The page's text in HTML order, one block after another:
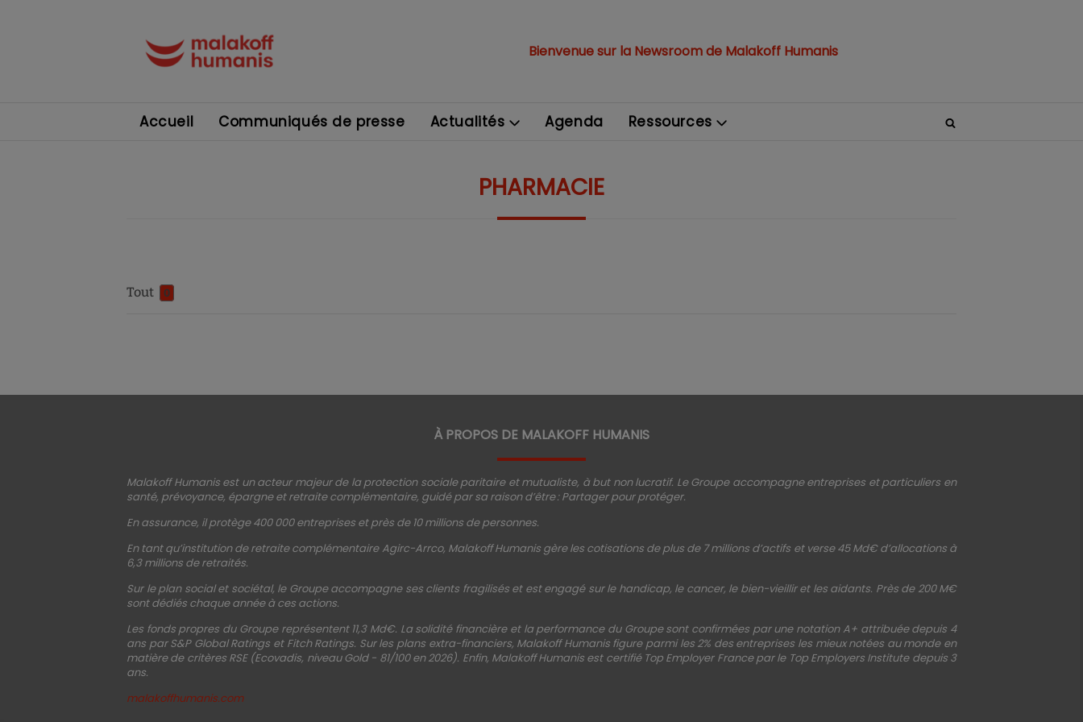
Bienvenue sur la Newsroom de Malakoff Humanis
Accueil Communiqués de presse Actualités Agenda Ressources
PHARMACIE
Tout 0
À PROPOS DE MALAKOFF HUMANIS
Malakoff Humanis est un acteur majeur de la protection sociale paritaire et mutualiste, à but non lucratif. Le Groupe accompagne entreprises et particuliers en
santé, prévoyance, épargne et retraite complémentaire, guidé par sa raison d’être : Partager pour protéger.
En assurance, il protège 400 000 entreprises et près de 10 millions de personnes.
En tant qu’institution de retraite complémentaire Agirc-Arrco, Malakoff Humanis gère les cotisations de plus de 7 millions d’actifs et verse 45 Md€ d’allocations à
6,3 millions de retraités.
Sur le plan social et sociétal, le Groupe accompagne ses clients fragilisés et est engagé sur le handicap, le cancer, le bien-vieillir et les aidants. Près de 200 M€
sont dédiés chaque année à ces actions.
Les fonds propres du Groupe représentent 11,3 Md€. La solidité financière et la performance du Groupe sont confirmées par une notation A+ attribuée depuis 4
ans par S&P Global Ratings et Fitch Ratings. Sur les plans extra-financiers, Malakoff Humanis figure parmi les 2% des entreprises les mieux notées au monde en
matière de critères RSE (Ecovadis, niveau Gold - 81/100 en 2026). Enfin, Malakoff Humanis est certifié Top Employer France par le Top Employers Institute depuis 3
ans.
malakoffhumanis.com